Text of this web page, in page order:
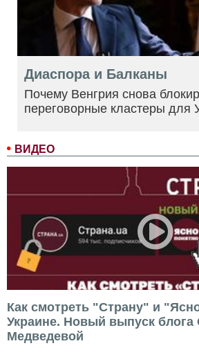
ВИДЕО
Как смотреть "Страну" и
Украине. Новый выпуск блога
Медведевой
Диаспора и Балканы
Почему Венгрия снова
переговорные кластеры для